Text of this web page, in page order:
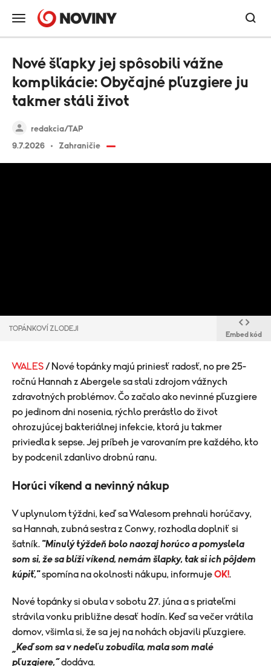
redakcia/TAP
9.7.2026
Zahraničie
Nové šľapky jej spôsobili vážne
komplikácie: Obyčajné pľuzgiere ju
takmer stáli život
TOPÁNKOVÍ ZLODEJI
Embed kód
WALES / Nové topánky majú priniesť radosť, no pre 25-
ročnú Hannah z Abergele sa stali zdrojom vážnych
zdravotných problémov. Čo začalo ako nevinné pľuzgiere
po jedinom dni nosenia, rýchlo prerástlo do život
ohrozujúcej bakteriálnej infekcie, ktorá ju takmer
priviedla k sepse. Jej príbeh je varovaním pre každého, kto
by podcenil zdanlivo drobnú ranu.
Horúci víkend a nevinný nákup
V uplynulom týždni, keď sa Walesom prehnali horúčavy,
sa Hannah, zubná sestra z Conwy, rozhodla doplniť si
šatník. "Minulý týždeň bolo naozaj horúco a pomyslela
som si, že sa blíži víkend, nemám šlapky, tak si ich pôjdem
kúpiť,"spomína na okolnosti nákupu, informujeOK!.
Nové topánky si obula v sobotu 27. júna a s priateľmi
strávila vonku približne desať hodín. Keď sa večer vrátila
domov, všimla si, že sa jej na nohách objavili pľuzgiere.
„Keď som sa v nedeľu zobudila, mala som malé
pľuzgiere,“dodáva.